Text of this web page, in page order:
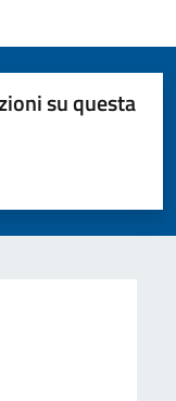
su questa